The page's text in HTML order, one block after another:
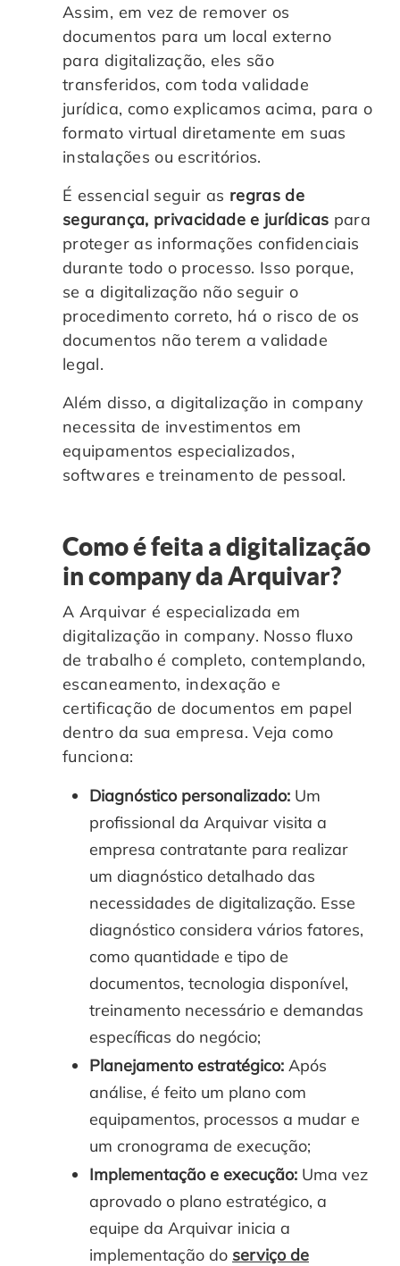
Assim, em vez de remover os
documentos para um local externo
para digitalização, eles são
transferidos, com toda validade
jurídica, como explicamos acima, para o
formato virtual diretamente em suas
instalações ou escritórios.
É essencial seguir as regras de
segurança, privacidade e jurídicas para
proteger as informações confidenciais
durante todo o processo. Isso porque,
se a digitalização não seguir o
procedimento correto, há o risco de os
documentos não terem a validade
legal.
Além disso, a digitalização in company
necessita de investimentos em
equipamentos especializados,
softwares e treinamento de pessoal.
Como é feita a digitalização
in company da Arquivar?
A Arquivar é especializada em
digitalização in company. Nosso fluxo
de trabalho é completo, contemplando,
escaneamento, indexação e
certificação de documentos em papel
dentro da sua empresa. Veja como
funciona:
Diagnóstico personalizado: Um
profissional da Arquivar visita a
empresa contratante para realizar
um diagnóstico detalhado das
necessidades de digitalização. Esse
diagnóstico considera vários fatores,
como quantidade e tipo de
documentos, tecnologia disponível,
treinamento necessário e demandas
específicas do negócio;
Planejamento estratégico: Após
análise, é feito um plano com
equipamentos, processos a mudar e
um cronograma de execução;
Implementação e execução: Uma vez
aprovado o plano estratégico, a
equipe da Arquivar inicia a
implementação do serviço de